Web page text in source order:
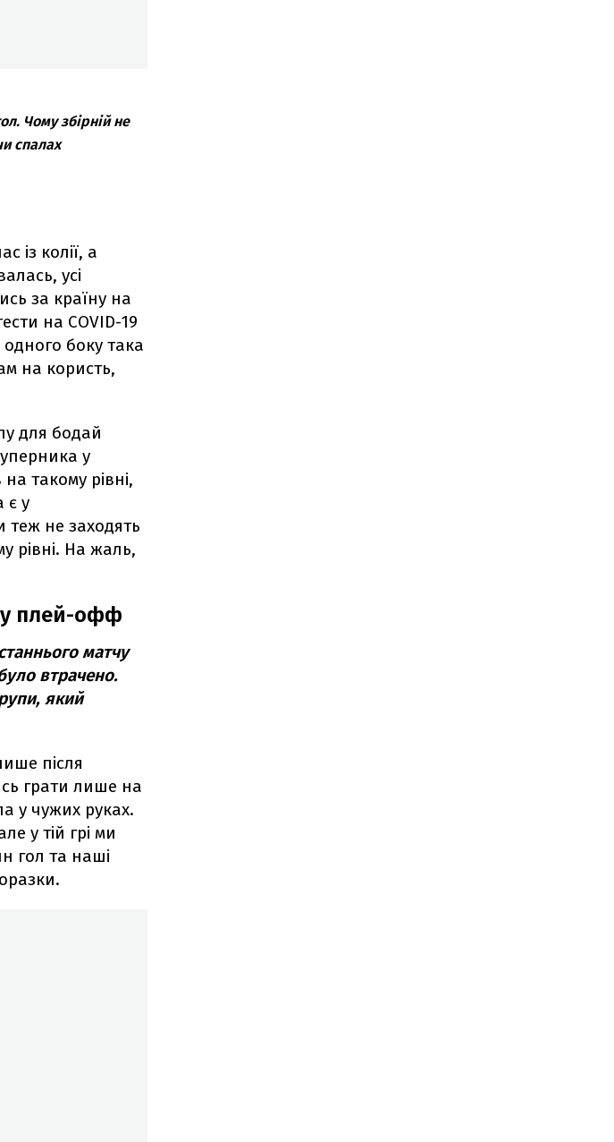
Чому збірній не
спалах
із колії, а
усі
за країну на
на COVID-19
боку така
на користь,
для бодай
у
такому рівні,
є у
теж не заходять
рівні. На жаль,
у плей-офф
матчу
втрачено.
який
після
грати лише на
у чужих руках.
у тій грі ми
гол та наші